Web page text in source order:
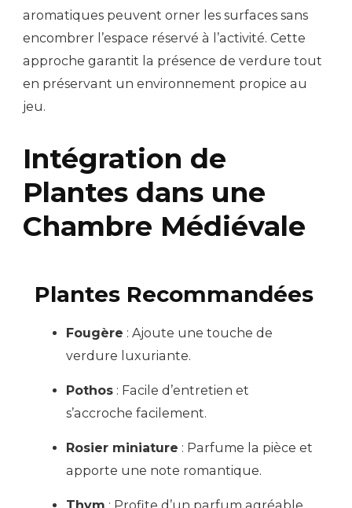
aromatiques peuvent orner les surfaces sans
encombrer l’espace réservé à l’activité. Cette
approche garantit la présence de verdure tout
en préservant un environnement propice au
jeu.
Intégration de
Plantes dans une
Chambre Médiévale
Plantes Recommandées
Fougère : Ajoute une touche de
verdure luxuriante.
Pothos : Facile d’entretien et
s’accroche facilement.
Rosier miniature : Parfume la pièce et
apporte une note romantique.